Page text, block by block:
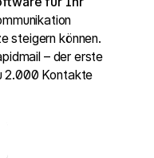
steigern können.
– der erste
2.000 Kontakte